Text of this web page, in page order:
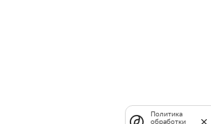
Политика
обработки